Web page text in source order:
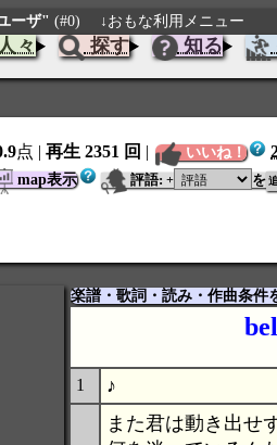
ーザ" (#0) ↓おもな利用メニュー
々 探す 知る
点 | 再生 2351 回 | いいね！
map表示 評語: + を
楽譜・歌詞・読み・作曲条件
1
♪
また君は動き出せ